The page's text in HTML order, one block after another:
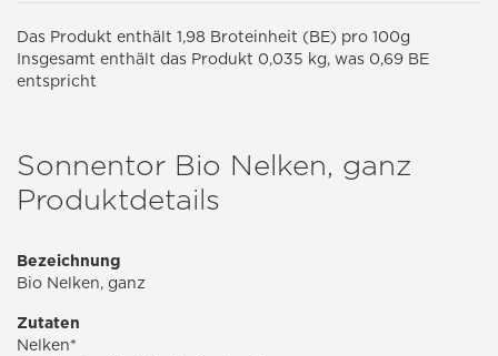
Das Produkt enthält 1,98 Broteinheit (BE) pro 100g
Insgesamt enthält das Produkt 0,035 kg, was 0,69 BE
entspricht
Sonnentor Bio Nelken, ganz
Produktdetails
Bezeichnung
Bio Nelken, ganz
Zutaten
Nelken*